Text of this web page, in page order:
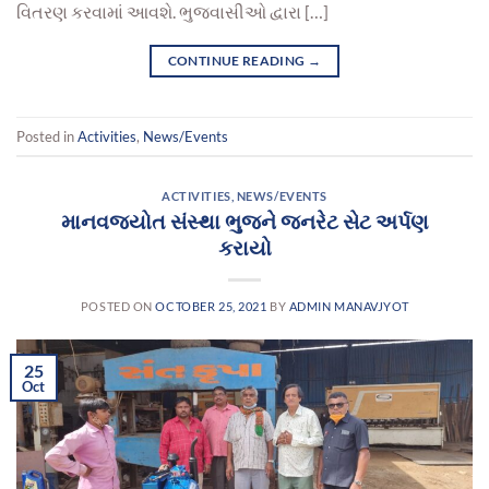
વિતરણ કરવામાં આવશે. ભુજવાસીઓ દ્વારા […]
CONTINUE READING →
Posted inActivities, News/Events
ACTIVITIES NEWS/EVENTS
માનવજ્યોત સંસ્થા ભુજને જનરેટ સેટ અર્પણ
કરાયો
POSTED ONOCTOBER 25, 2021 BY ADMIN MANAVJYOT
25
Oct